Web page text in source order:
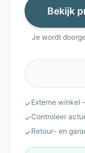
Bekijk
Je wordt
✓Externe winkel
✓Controleer
✓Retour- en